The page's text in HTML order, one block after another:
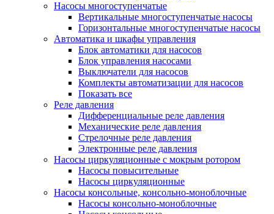
Насосы многоступенчатые
Вертикальные многоступенчатые насосы
Горизонтальные многоступенчатые насосы
Автоматика и шкафы управления
Блок автоматики для насосов
Блок управления насосами
Выключатели для насосов
Комплекты автоматизации для насосов
Показать все
Реле давления
Дифференциальные реле давления
Механические реле давления
Стрелочные реле давления
Электронные реле давления
Насосы циркуляционные с мокрым ротором
Насосы повысительные
Насосы циркуляционные
Насосы консольные, консольно-моноблочные
Насосы консольно-моноблочные